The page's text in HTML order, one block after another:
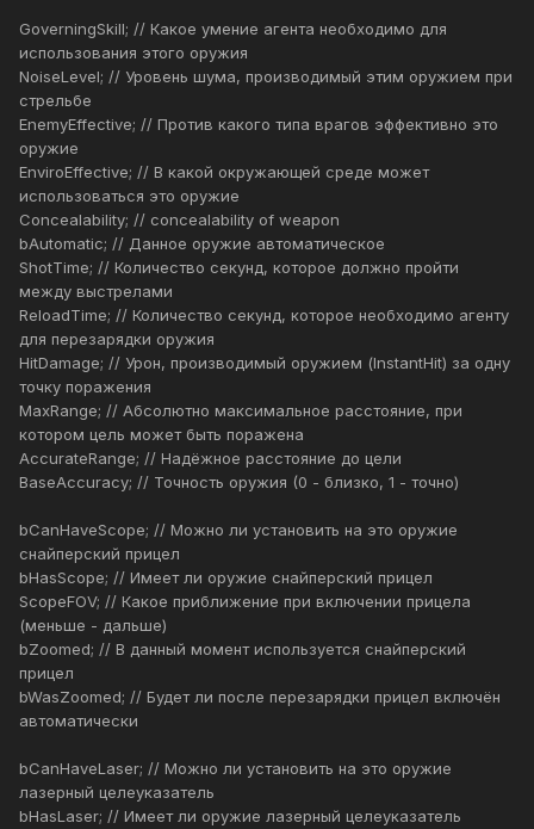
GoverningSkill; // Какое умение агента необходимо для
использования этого оружия
NoiseLevel; // Уровень шума, производимый этим оружием при
стрельбе
EnemyEffective; // Против какого типа врагов эффективно это
оружие
EnviroEffective; // В какой окружающей среде может
использоваться это оружие
Concealability; // concealability of weapon
bAutomatic; // Данное оружие автоматическое
ShotTime; // Количество секунд, которое должно пройти
между выстрелами
ReloadTime; // Количество секунд, которое необходимо агенту
для перезарядки оружия
HitDamage; // Урон, производимый оружием (InstantHit) за одну
точку поражения
MaxRange; // Абсолютно максимальное расстояние, при
котором цель может быть поражена
AccurateRange; // Надёжное расстояние до цели
BaseAccuracy; // Точность оружия (0 - близко, 1 - точно)
bCanHaveScope; // Можно ли установить на это оружие
снайперский прицел
bHasScope; // Имеет ли оружие снайперский прицел
ScopeFOV; // Какое приближение при включении прицела
(меньше - дальше)
bZoomed; // В данный момент используется снайперский
прицел
bWasZoomed; // Будет ли после перезарядки прицел включён
автоматически
bCanHaveLaser; // Можно ли установить на это оружие
лазерный целеуказатель
bHasLaser; // Имеет ли оружие лазерный целеуказатель